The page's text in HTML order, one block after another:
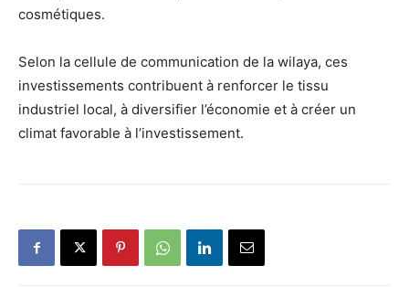
cosmétiques.
Selon la cellule de communication de la wilaya, ces
investissements contribuent à renforcer le tissu
industriel local, à diversifier l’économie et à créer un
climat favorable à l’investissement.